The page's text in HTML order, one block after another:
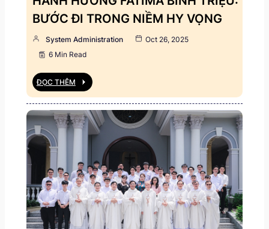
BƯỚC ĐI TRONG NIỀM HY VỌNG
System Administration
Oct 26, 2025
6 Min Read
ĐỌC THÊM